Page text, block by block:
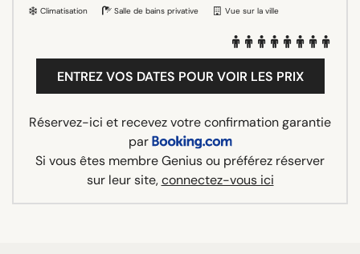
Climatisation Salle de bains privative Vue sur la ville
ENTREZ VOS DATES POUR VOIR LES PRIX
Réservez-ici et recevez votre confirmation garantie
par
Si vous êtes membre Genius ou préférez réserver
sur leur site,connectez-vous ici